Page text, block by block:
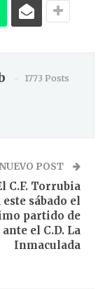
1773 Posts
NUEVO POST
C.F. Torrubia
sábado el
partido de
el C.D. La
Inmaculada